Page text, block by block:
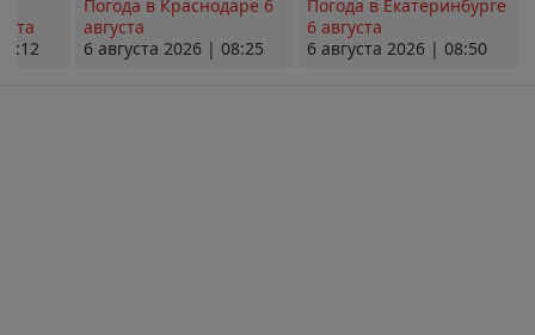
Погода в Краснодаре 6
августа
6 августа 2026 | 08:25
Погода в Екатеринбурге
6 августа
6 августа 2026 | 08:50